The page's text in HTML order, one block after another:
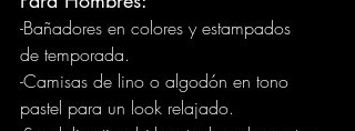
-Bañadores en colores y estampados
de temporada.
-Camisas de lino o algodón en tono
pastel para un look relajado.